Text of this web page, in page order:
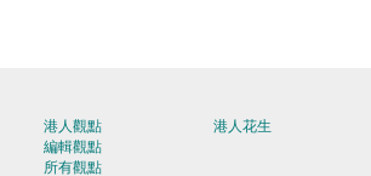
港人觀點
編輯觀點
所有觀點
港人花生